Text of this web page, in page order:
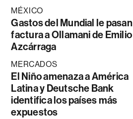
MÉXICO
Gastos del Mundial le pasan
factura a Ollamani de Emilio
Azcárraga
MERCADOS
El Niño amenaza a América
Latina y Deutsche Bank
identifica los países más
expuestos